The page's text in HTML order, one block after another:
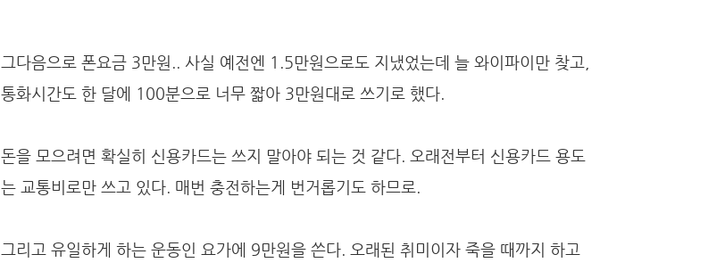
그다음으로 폰요금 3만원.. 사실 예전엔 1.5만원으로도 지냈었는데 늘 와이파이만 찾고,
통화시간도 한 달에 100분으로 너무 짧아 3만원대로 쓰기로 했다.
돈을 모으려면 확실히 신용카드는 쓰지 말아야 되는 것 같다. 오래전부터 신용카드 용도
는 교통비로만 쓰고 있다. 매번 충전하는게 번거롭기도 하므로.
그리고 유일하게 하는 운동인 요가에 9만원을 쓴다. 오래된 취미이자 죽을 때까지 하고